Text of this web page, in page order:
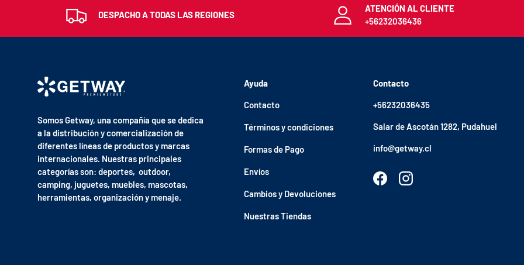
DESPACHO A TODAS LAS REGIONES
ATENCIÓN AL CLIENTE
+56232036436
Somos Getway, una compañía que se dedica
a la distribución y comercialización de
diferentes líneas de productos y marcas
internacionales. Nuestras principales
categorías son: deportes, outdoor,
camping, juguetes, muebles, mascotas,
herramientas, organización y menaje.
Ayuda
Contacto
Términos y condiciones
Formas de Pago
Envíos
Cambios y Devoluciones
Nuestras Tiendas
Contacto
+56232036435
Salar de Ascotán 1282, Pudahuel
info@getway.cl
FacebookInstagram